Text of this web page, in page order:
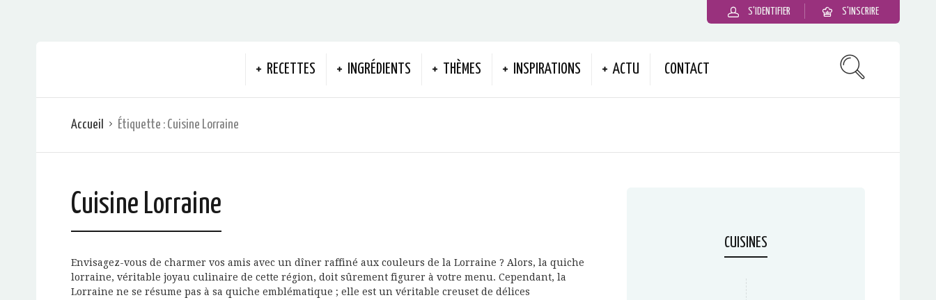
S'IDENTIFIER S'INSCRIRE
RECETTES INGRÉDIENTS THÈMES INSPIRATIONS ACTU CONTACT
Accueil Étiquette : Cuisine Lorraine
Cuisine Lorraine
Envisagez-vous de charmer vos amis avec un dîner raffiné aux couleurs de la Lorraine ? Alors, la quiche
lorraine, véritable joyau culinaire de cette région, doit sûrement figurer à votre menu. Cependant, la
Lorraine ne se résume pas à sa quiche emblématique ; elle est un véritable creuset de délices
CUISINES